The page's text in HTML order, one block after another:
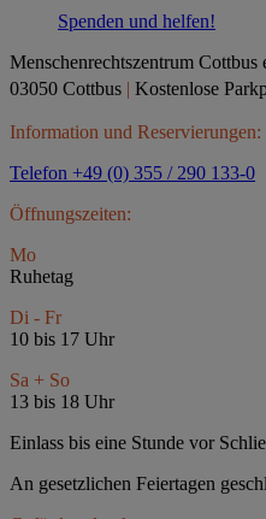
Spenden und helfen!
Menschenrechtszentrum Cottbus
03050 Cottbus | Kostenlose
Information und Reservierungen:
Telefon +49 (0) 355 / 290 133-0
Öffnungszeiten:
Mo
Ruhetag
Di - Fr
10 bis 17 Uhr
Sa + So
13 bis 18 Uhr
Einlass bis eine Stunde vor
An gesetzlichen Feiertagen